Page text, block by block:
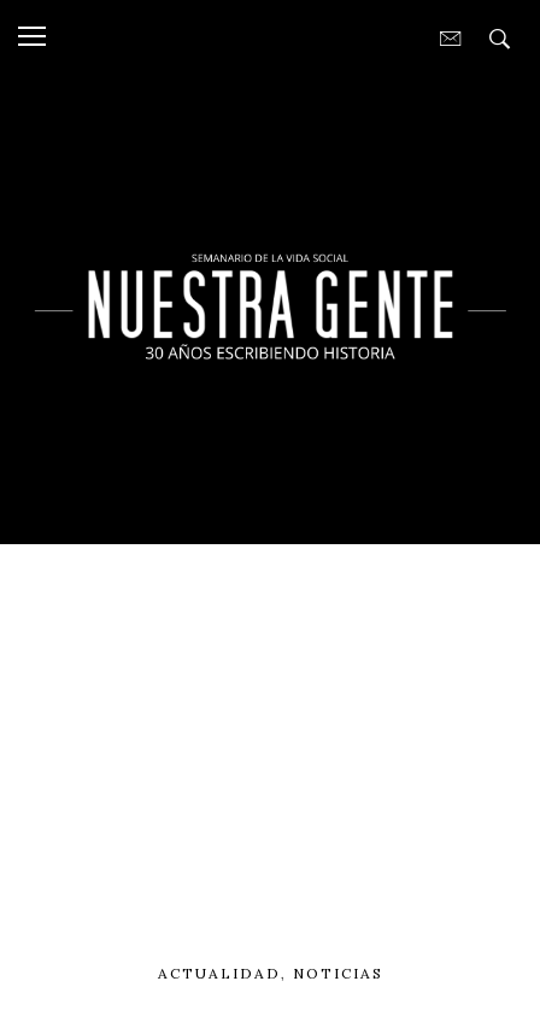
ACTUALIDAD , NOTICIAS